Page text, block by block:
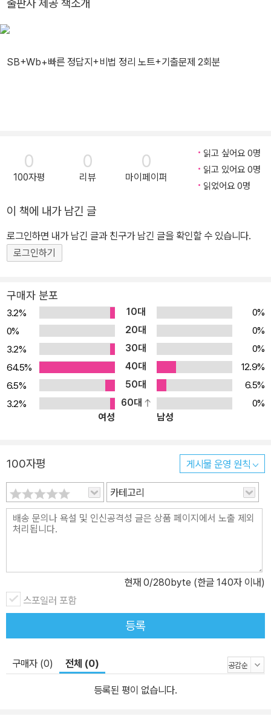
출판사 제공 책소개
SB+Wb+빠른 정답지+비법 정리 노트+기출문제 2회분
0
100자평
0
리뷰
0
마이페이퍼
읽고 싶어요 0명
읽고 있어요 0명
읽었어요 0명
이 책에 내가 남긴 글
로그인하면 내가 남긴 글과 친구가 남긴 글을 확인할 수 있습니다.
로그인하기
구매자 분포
3.2% 10대
0%
0%
20대
0%
3.2%
30대
0%
64.5%
40대
12.9%
6.5%
50대
6.5%
3.2%
60대
0%
여성
남성
100자평 게시물 운영 원칙
카테고리
현재 0/280byte (한글 140자 이내)
스포일러 포함
등록
구매자 (0) 전체 (0)
등록된 평이 없습니다.